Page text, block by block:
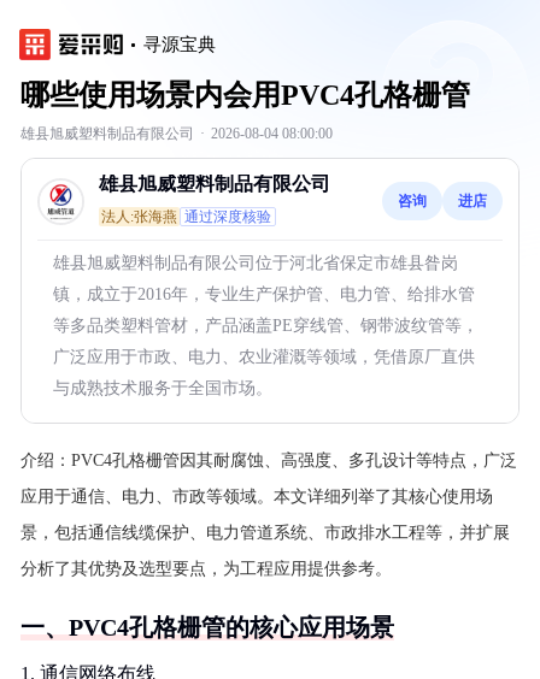
寻源宝典
哪些使用场景内会用PVC4孔格栅管
雄县旭威塑料制品有限公司 · 2026-08-04 08:00:00
雄县旭威塑料制品有限公司
法人:张海燕 通过深度核验
咨询 进店
雄县旭威塑料制品有限公司位于河北省保定市雄县昝岗
镇，成立于2016年，专业生产保护管、电力管、给排水管
等多品类塑料管材，产品涵盖PE穿线管、钢带波纹管等，
广泛应用于市政、电力、农业灌溉等领域，凭借原厂直供
与成熟技术服务于全国市场。
介绍： PVC4孔格栅管因其耐腐蚀、高强度、多孔设计等特点，广泛
应用于通信、电力、市政等领域。本文详细列举了其核心使用场
景，包括通信线缆保护、电力管道系统、市政排水工程等，并扩展
分析了其优势及选型要点，为工程应用提供参考。
一、PVC4孔格栅管的核心应用场景
1. 通信网络布线